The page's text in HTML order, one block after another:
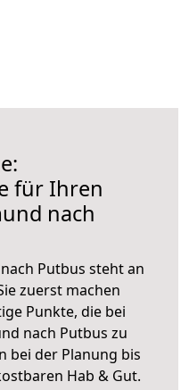
für Ihren
nach
Putbus steht an
zuerst machen
Punkte, die bei
nach Putbus zu
bei der Planung bis
Hab & Gut.